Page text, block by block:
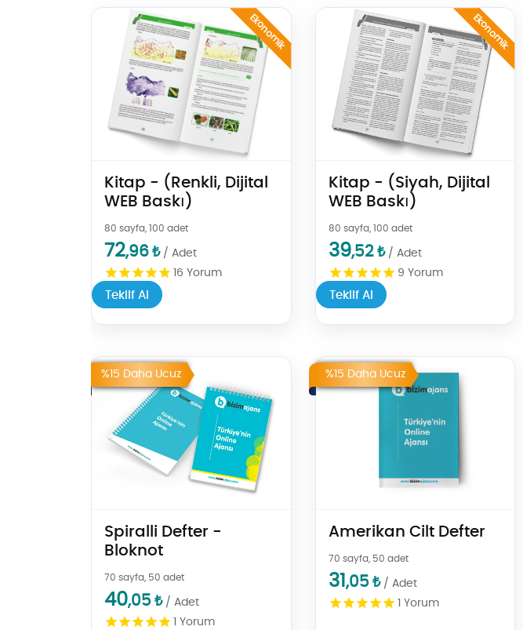
Ekonomik
Kitap - (Renkli, Dijital
WEB Baskı)
80 sayfa, 100 adet
72,96 ₺ / Adet
16 Yorum
Teklif Al
Teklif Al Kitap - (Renkli, Dijital WEB Baskı) Ekonomik
Kitap - (Siyah, Dijital
WEB Baskı)
80 sayfa, 100 adet
39,52 ₺ / Adet
9 Yorum
Teklif Al
Teklif Al Kitap - (Siyah, Dijital WEB Baskı)
%15 Daha Ucuz
Spiralli Defter -
Bloknot
70 sayfa, 50 adet
40,05 ₺ / Adet
1 Yorum
Teklif Al Spiralli Defter - Bloknot
%15 Daha Ucuz
Amerikan Cilt Defter
70 sayfa, 50 adet
31 ,05 ₺ / Adet
1 Yorum
Teklif Al Amerikan Cilt Defter